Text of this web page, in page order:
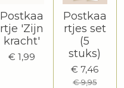
Postkaa
rtje 'Zijn
kracht'
€ 1,99
Postkaa
rtjes set
(5
stuks)
€ 7,46
€ 9,95